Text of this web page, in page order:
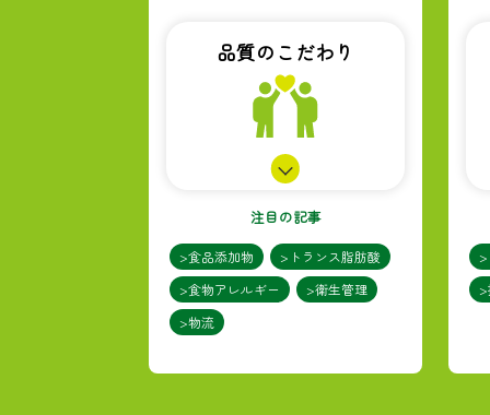
品質のこだわり
注目の記事
>食品添加物
>トランス脂肪酸
>食物アレルギー
>衛生管理
>物流